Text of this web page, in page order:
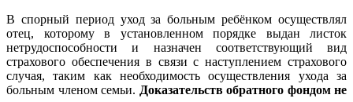
В спорный период уход за больным ребёнком осуществлял
отец, которому в установленном порядке выдан листок
нетрудоспособности и назначен соответствующий вид
страхового обеспечения в связи с наступлением страхового
случая, таким как необходимость осуществления ухода за
больным членом семьи. Доказательств обратного фондом не